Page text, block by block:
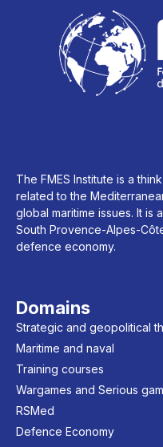
The FMES Institute is a
related to the
global maritime issues. It is
South Provence-Alpes-
defence economy.
Domains
Strategic and geopolitical
Maritime and naval
Training courses
Wargames and Serious
RSMed
Defence Economy